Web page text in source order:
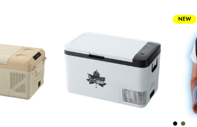
NEW